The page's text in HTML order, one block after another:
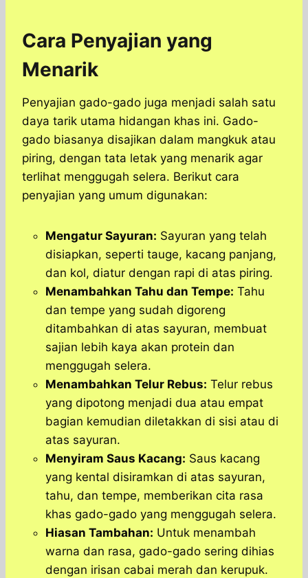
Cara Penyajian yang
Menarik
Penyajian gado-gado juga menjadi salah satu
daya tarik utama hidangan khas ini. Gado-
gado biasanya disajikan dalam mangkuk atau
piring, dengan tata letak yang menarik agar
terlihat menggugah selera. Berikut cara
penyajian yang umum digunakan:
Mengatur Sayuran: Sayuran yang telah
disiapkan, seperti tauge, kacang panjang,
dan kol, diatur dengan rapi di atas piring.
Menambahkan Tahu dan Tempe: Tahu
dan tempe yang sudah digoreng
ditambahkan di atas sayuran, membuat
sajian lebih kaya akan protein dan
menggugah selera.
Menambahkan Telur Rebus: Telur rebus
yang dipotong menjadi dua atau empat
bagian kemudian diletakkan di sisi atau di
atas sayuran.
Menyiram Saus Kacang: Saus kacang
yang kental disiramkan di atas sayuran,
tahu, dan tempe, memberikan cita rasa
khas gado-gado yang menggugah selera.
Hiasan Tambahan: Untuk menambah
warna dan rasa, gado-gado sering dihias
dengan irisan cabai merah dan kerupuk.